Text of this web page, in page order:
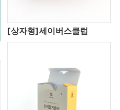
[상자형]세이버스클럽